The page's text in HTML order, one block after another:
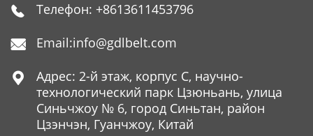
 Телефон: +8613611453796
 Email:info@gdlbelt.com

Адрес: 2-й этаж, корпус C, научно-
технологический парк Цзюньань, улица
Синьчжоу № 6, город Синьтан, район
Цзэнчэн, Гуанчжоу, Китай